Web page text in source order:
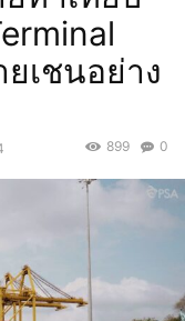
เชนอย่าง
0
899